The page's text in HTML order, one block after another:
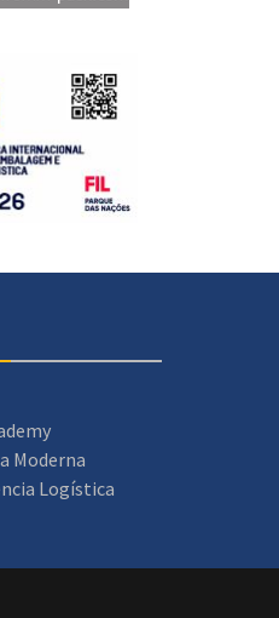
Moderna
Logística